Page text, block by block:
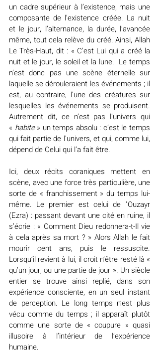
un cadre supérieur à l’existence, mais une
composante de l’existence créée. La nuit
et le jour, l’alternance, la durée, l’avancée
même, tout cela relève du créé. Ainsi, Allah
Le Très-Haut, dit : « C’est Lui qui a créé la
nuit et le jour, le soleil et la lune.  Le temps
n’est donc pas une scène éternelle sur
laquelle se dérouleraient les événements ; il
est, au contraire, l’une des créatures sur
lesquelles les événements se produisent.
Autrement dit, ce n’est pas l’univers qui
« habite » un temps absolu : c’est le temps
qui fait partie de l’univers, et qui, comme lui,
dépend de Celui qui l’a fait être.
Ici, deux récits coraniques mettent en
scène, avec une force très particulière, une
sorte de « franchissement » du temps lui-
même. Le premier est celui de ʿOuzayr
(Ezra) : passant devant une cité en ruine, il
s’écrie : « Comment Dieu redonnera-t-Il vie
à cela après sa mort ? » Alors Allah le fait
mourir cent ans, puis le ressuscite.
Lorsqu’il revient à lui, il croit n’être resté là «
qu’un jour, ou une partie de jour ». Un siècle
entier se trouve ainsi replié, dans son
expérience consciente, en un seul instant
de perception. Le long temps n’est plus
vécu comme du temps ; il apparaît plutôt
comme une sorte de « coupure » quasi
illusoire à l’intérieur de l’expérience
humaine.